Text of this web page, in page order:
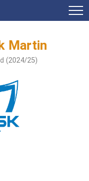
Martin
(2024/25)